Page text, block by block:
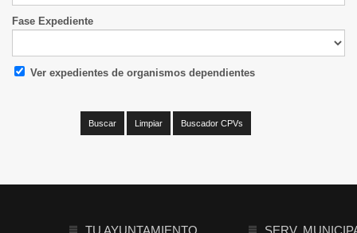
Fase Expediente
Ver expedientes de organismos dependientes